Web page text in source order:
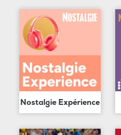
Nostalgie Expérience